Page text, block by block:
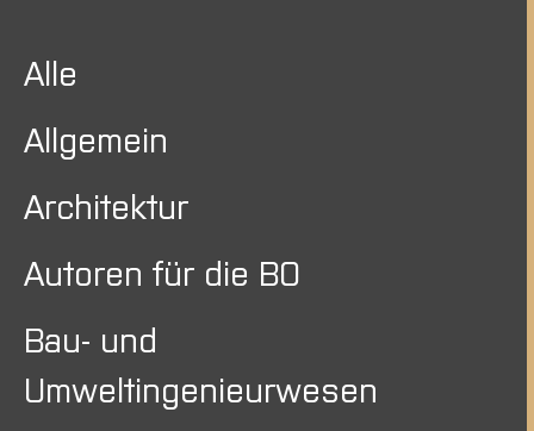
Alle
Allgemein
Architektur
Autoren für die BO
Bau- und
Umweltingenieurwesen